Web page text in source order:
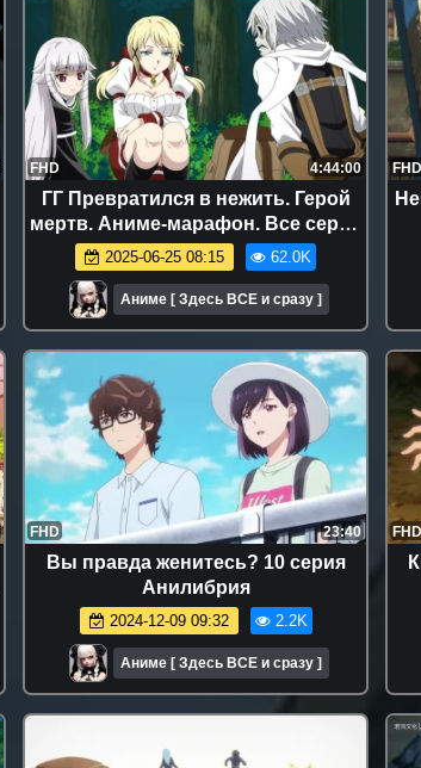
FHD 4:44:00
ГГ Превратился в нежить. Герой
мертв. Аниме-марафон. Все серии
подряд.
2025-06-25 08:15 62.0K
Аниме [ Здесь ВСЕ и сразу ]
FHD
FHD 23:40
Вы правда женитесь? 10 серия
Анилибрия
2024-12-09 09:32 2.2K
Аниме [ Здесь ВСЕ и сразу ]
FHD